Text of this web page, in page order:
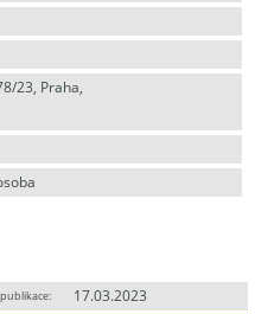
23, Praha,
17.03.2023